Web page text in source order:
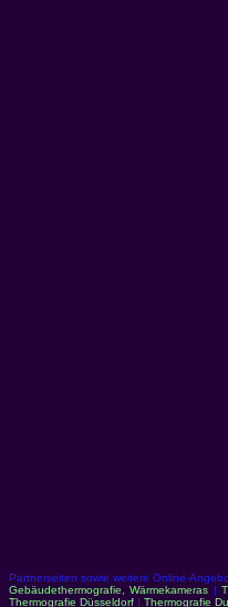
Partnerseiten sowie weitere Online-
Gebäudethermografie, Wärmekameras |
Thermografie Düsseldorf | Thermografie